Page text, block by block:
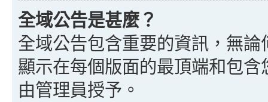
全域公告是甚麼？
全域公告包含重要的資訊，無
顯示在每個版面的最頂端和包
由管理員授予。